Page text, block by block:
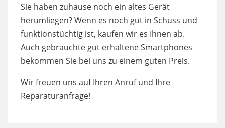
Sie haben zuhause noch ein altes Gerät
herumliegen? Wenn es noch gut in Schuss und
funktionstüchtig ist, kaufen wir es Ihnen ab.
Auch gebrauchte gut erhaltene Smartphones
bekommen Sie bei uns zu einem guten Preis.
Wir freuen uns auf Ihren Anruf und Ihre
Reparaturanfrage!